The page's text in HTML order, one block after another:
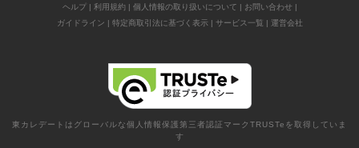
ヘルプ| 利用規約 | 個人情報の取り扱いについて | お問い合わせ|
ガイドライン | 特定商取引法に基づく表示| サービス一覧 | 運営会社
東カレデートはグローバルな個人情報保護第三者認証マークTRUSTeを取得していま
す